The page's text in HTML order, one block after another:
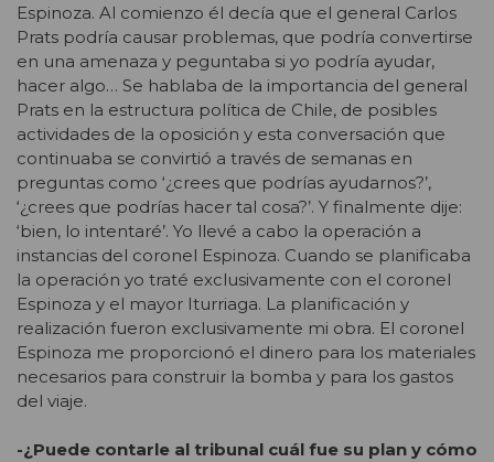
Espinoza. Al comienzo él decía que el general Carlos
Prats podría causar problemas, que podría convertirse
en una amenaza y peguntaba si yo podría ayudar,
hacer algo… Se hablaba de la importancia del general
Prats en la estructura política de Chile, de posibles
actividades de la oposición y esta conversación que
continuaba se convirtió a través de semanas en
preguntas como ‘¿crees que podrías ayudarnos?’,
‘¿crees que podrías hacer tal cosa?’. Y finalmente dije:
‘bien, lo intentaré’. Yo llevé a cabo la operación a
instancias del coronel Espinoza. Cuando se planificaba
la operación yo traté exclusivamente con el coronel
Espinoza y el mayor Iturriaga. La planificación y
realización fueron exclusivamente mi obra. El coronel
Espinoza me proporcionó el dinero para los materiales
necesarios para construir la bomba y para los gastos
del viaje.
-¿Puede contarle al tribunal cuál fue su plan y cómo